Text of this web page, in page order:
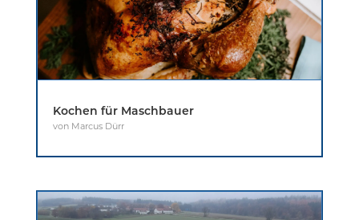
Kochen für Maschbauer
von Marcus Dürr